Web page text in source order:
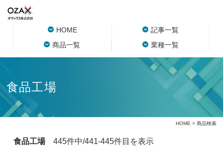
HOME
記事一覧
商品一覧
業種一覧
食品工場
HOME > 商品検索
食品工場445件中/441-445件目を表示